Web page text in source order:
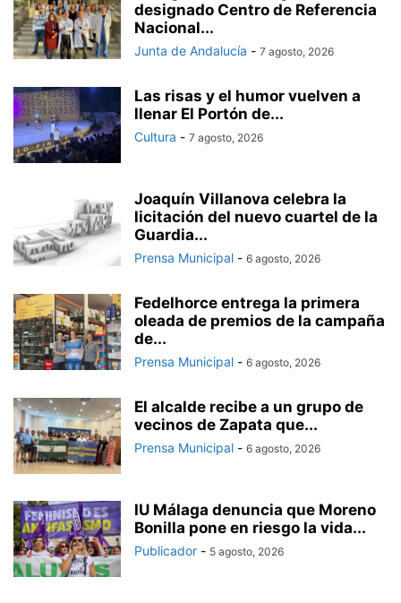
designado Centro de Referencia
Nacional...
Junta de Andalucía - 7 agosto, 2026
Las risas y el humor vuelven a
llenar El Portón de...
Cultura - 7 agosto, 2026
Joaquín Villanova celebra la
licitación del nuevo cuartel de la
Guardia...
Prensa Municipal - 6 agosto, 2026
Fedelhorce entrega la primera
oleada de premios de la campaña
de...
Prensa Municipal - 6 agosto, 2026
El alcalde recibe a un grupo de
vecinos de Zapata que...
Prensa Municipal - 6 agosto, 2026
IU Málaga denuncia que Moreno
Bonilla pone en riesgo la vida...
Publicador - 5 agosto, 2026